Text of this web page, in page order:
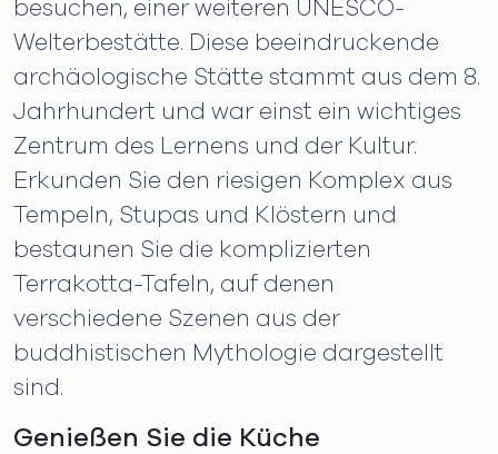
besuchen, einer weiteren UNESCO-
Welterbestätte. Diese beeindruckende
archäologische Stätte stammt aus dem 8.
Jahrhundert und war einst ein wichtiges
Zentrum des Lernens und der Kultur.
Erkunden Sie den riesigen Komplex aus
Tempeln, Stupas und Klöstern und
bestaunen Sie die komplizierten
Terrakotta-Tafeln, auf denen
verschiedene Szenen aus der
buddhistischen Mythologie dargestellt
sind.
Genießen Sie die Küche